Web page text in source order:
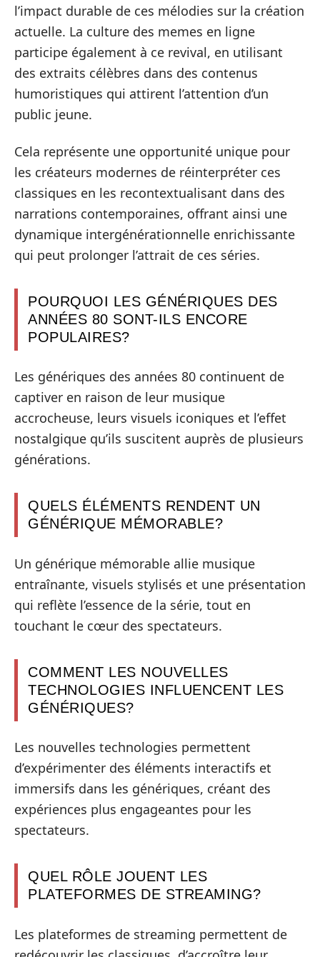
l’impact durable de ces mélodies sur la création
actuelle. La culture des memes en ligne
participe également à ce revival, en utilisant
des extraits célèbres dans des contenus
humoristiques qui attirent l’attention d’un
public jeune.
Cela représente une opportunité unique pour
les créateurs modernes de réinterpréter ces
classiques en les recontextualisant dans des
narrations contemporaines, offrant ainsi une
dynamique intergénérationnelle enrichissante
qui peut prolonger l’attrait de ces séries.
POURQUOI LES GÉNÉRIQUES DES
ANNÉES 80 SONT-ILS ENCORE
POPULAIRES?
Les génériques des années 80 continuent de
captiver en raison de leur musique
accrocheuse, leurs visuels iconiques et l’effet
nostalgique qu’ils suscitent auprès de plusieurs
générations.
QUELS ÉLÉMENTS RENDENT UN
GÉNÉRIQUE MÉMORABLE?
Un générique mémorable allie musique
entraînante, visuels stylisés et une présentation
qui reflète l’essence de la série, tout en
touchant le cœur des spectateurs.
COMMENT LES NOUVELLES
TECHNOLOGIES INFLUENCENT LES
GÉNÉRIQUES?
Les nouvelles technologies permettent
d’expérimenter des éléments interactifs et
immersifs dans les génériques, créant des
expériences plus engageantes pour les
spectateurs.
QUEL RÔLE JOUENT LES
PLATEFORMES DE STREAMING?
Les plateformes de streaming permettent de